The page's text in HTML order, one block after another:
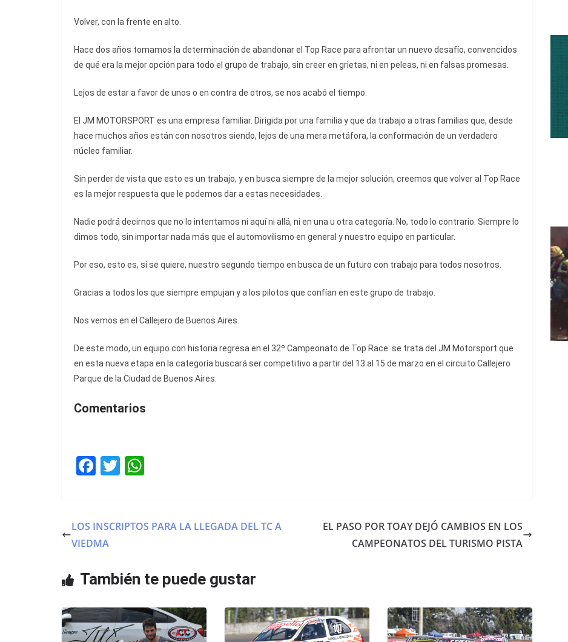
Volver, con la frente en alto.
Hace dos años tomamos la determinación de abandonar el Top Race para afrontar un nuevo desafío, convencidos
de qué era la mejor opción para todo el grupo de trabajo, sin creer en grietas, ni en peleas, ni en falsas promesas.
Lejos de estar a favor de unos o en contra de otros, se nos acabó el tiempo.
El JM MOTORSPORT es una empresa familiar. Dirigida por una familia y que da trabajo a otras familias que, desde
hace muchos años están con nosotros siendo, lejos de una mera metáfora, la conformación de un verdadero
núcleo familiar.
Sin perder de vista que esto es un trabajo, y en busca siempre de la mejor solución, creemos que volver al Top Race
es la mejor respuesta que le podemos dar a estas necesidades.
Nadie podrá decirnos que no lo intentamos ni aquí ni allá, ni en una u otra categoría. No, todo lo contrario. Siempre lo
dimos todo, sin importar nada más que el automovilismo en general y nuestro equipo en particular.
Por eso, esto es, si se quiere, nuestro segundo tiempo en busca de un futuro con trabajo para todos nosotros.
Gracias a todos los que siempre empujan y a los pilotos que confían en este grupo de trabajo.
Nos vemos en el Callejero de Buenos Aires.
De este modo, un equipo con historia regresa en el 32º Campeonato de Top Race: se trata del JM Motorsport que
en esta nueva etapa en la categoría buscará ser competitivo a partir del 13 al 15 de marzo en el circuito Callejero
Parque de la Ciudad de Buenos Aires.
Comentarios
F
e
b
o
k
T
er s
p
LOS INSCRIPTOS PARA LA LLEGADA DEL TC A
VIEDMA
EL PASO POR TOAY DEJÓ CAMBIOS EN LOS
CAMPEONATOS DEL TURISMO PISTA
También te puede gustar